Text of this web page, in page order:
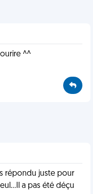
^^
répondu juste pour
a pas été déçu